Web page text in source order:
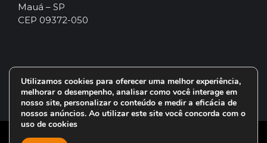
Mauá – SP
CEP 09372-050
© 2024 – Vorax Lubrificantes – Todos os direitos reservados.
Utilizamos cookies para oferecer uma melhor experiência,
melhorar o desempenho, analisar como você interage em
nosso site, personalizar o conteúdo e medir a eficácia de
nossos anúncios. Ao utilizar este site você concorda com o
uso de cookies